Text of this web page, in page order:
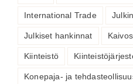
International Trade
Julkiset hankinnat Kaivos
Kiinteistö
Konepaja- ja